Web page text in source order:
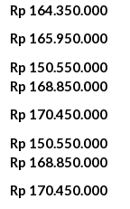
Rp 164.350.000
Rp 165.950.000
Rp 150.550.000
Rp 168.850.000
Rp 170.450.000
Rp 150.550.000
Rp 168.850.000
Rp 170.450.000